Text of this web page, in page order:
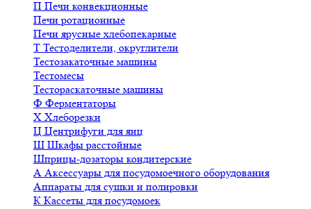
П Печи конвекционные
Печи ротационные
Печи ярусные хлебопекарные
Т Тестоделители, округлители
Тестозакаточные машины
Тестомесы
Тестораскаточные машины
Ф Ферментаторы
Х Хлеборезки
Ц Центрифуги для яиц
Ш Шкафы расстойные
Шприцы-дозаторы кондитерские
А Аксессуары для посудомоечного оборудования
Аппараты для сушки и полировки
К Кассеты для посудомоек